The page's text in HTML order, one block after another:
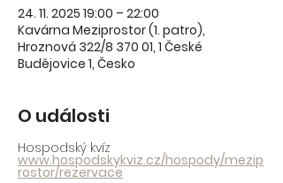
24. 11. 2025 19:00 – 22:00
Kavárna Meziprostor (1. patro),
Hroznová 322/8 370 01, 1 České
Budějovice 1, Česko
O události
Hospodský kvíz
www.hospodskykviz.cz/hospody/mezip
rostor/rezervace